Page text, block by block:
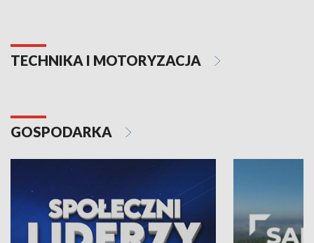
TECHNIKA I MOTORYZACJA
GOSPODARKA